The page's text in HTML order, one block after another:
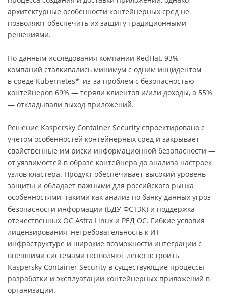
архитектурные особенности контейнерных сред не
позволяют обеспечить их защиту традиционными
решениями.
По данным исследования компании RedHat, 93%
компаний сталкивались минимум с одним инцидентом
в среде Kubernetes*, из-за проблем с безопасностью
контейнеров 69% — теряли клиентов и/или доходы, а 55%
— откладывали выход приложений.
Решение Kaspersky Container Security спроектировано с
учётом особенностей контейнерных сред и закрывает
свойственные им риски информационной безопасности —
от уязвимостей в образе контейнера до анализа настроек
узлов кластера. Продукт обеспечивает высокий уровень
защиты и обладает важными для российского рынка
особенностями, такими как анализ по банку данных угроз
безопасности информации (БДУ ФСТЭК) и поддержка
отечественных ОС Astra Linux и РЕД ОС. Гибкие условия
лицензирования, нетребовательность к ИТ-
инфраструктуре и широкие возможности интеграции с
внешними системами позволяют легко встроить
Kaspersky Container Security в существующие процессы
разработки и эксплуатации контейнерных приложений в
организации.